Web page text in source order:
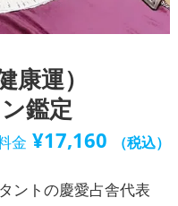
康運）
鑑定
金 ¥17,160 （税込）
ントの慶愛占舎代表